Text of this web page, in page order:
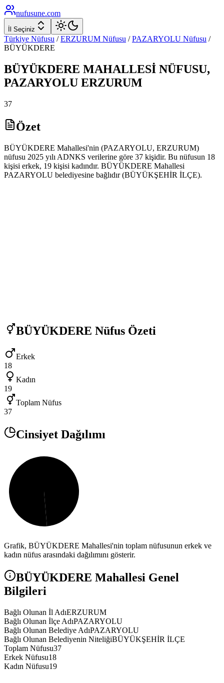
nufusune.com
İl Seçiniz
Türkiye Nüfusu / ERZURUM Nüfusu / PAZARYOLU Nüfusu /
BÜYÜKDERE
BÜYÜKDERE MAHALLESİ NÜFUSU,
PAZARYOLU ERZURUM
37
Özet
BÜYÜKDERE Mahallesi'nin (PAZARYOLU, ERZURUM)
nüfusu 2025 yılı ADNKS verilerine göre 37 kişidir. Bu nüfusun 18
kişisi erkek, 19 kişisi kadındır. BÜYÜKDERE Mahallesi
PAZARYOLU belediyesine bağlıdır (BÜYÜKŞEHİR İLÇE).
BÜYÜKDERE Nüfus Özeti
Erkek
18
Kadın
19
Toplam Nüfus
37
Cinsiyet Dağılımı
Grafik, BÜYÜKDERE Mahallesi'nin toplam nüfusunun erkek ve
kadın nüfus arasındaki dağılımını gösterir.
BÜYÜKDERE Mahallesi Genel
Bilgileri
Bağlı Olunan İl AdıERZURUM
Bağlı Olunan İlçe AdıPAZARYOLU
Bağlı Olunan Belediye AdıPAZARYOLU
Bağlı Olunan Belediyenin NiteliğiBÜYÜKŞEHİR İLÇE
Toplam Nüfusu37
Erkek Nüfusu18
Kadın Nüfusu19